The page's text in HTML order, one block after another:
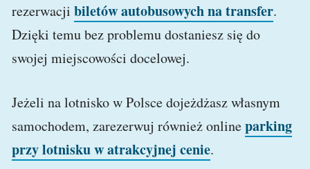
rezerwacji biletów autobusowych na transfer.
Dzięki temu bez problemu dostaniesz się do
swojej miejscowości docelowej.
Jeżeli na lotnisko w Polsce dojeżdżasz własnym
samochodem, zarezerwuj również onlineparking
przy lotnisku w atrakcyjnej cenie.